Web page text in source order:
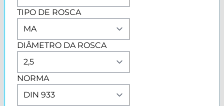
TIPO DE ROSCA
DIÂMETRO DA ROSCA
NORMA